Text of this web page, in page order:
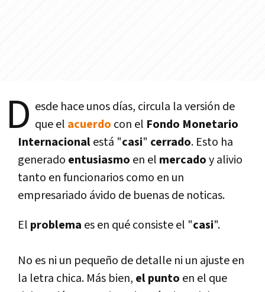
D esde hace unos dí­as, circula la versión de
que el acuerdo con el Fondo Monetario
Internacionalestá "casi" cerrado. Esto ha
generado entusiasmo en el mercadoy alivio
tanto en funcionarios como en un
empresariado ávido de buenas de noticas.
El problema es en qué consiste el "casi".
No es ni un pequeño de detalle ni un ajuste en
la letra chica. Más bien, el punto en el que